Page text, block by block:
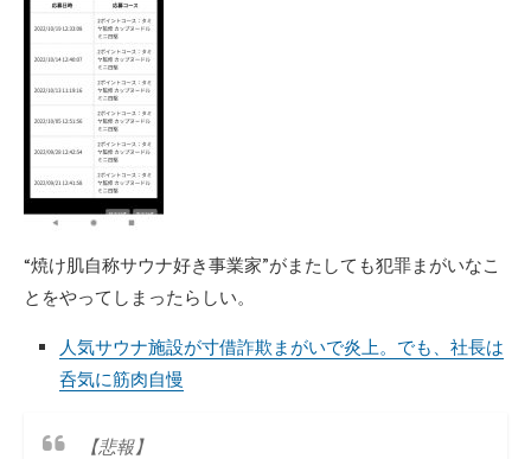
“焼け肌自称サウナ好き事業家”がまたしても犯罪まがいなこ
とをやってしまったらしい。
人気サウナ施設が寸借詐欺まがいで炎上。でも、社長は
呑気に筋肉自慢
【悲報】